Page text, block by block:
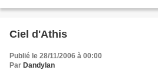
Ciel d'Athis
Publié le 28/11/2006 à 00:00
Par Dandylan